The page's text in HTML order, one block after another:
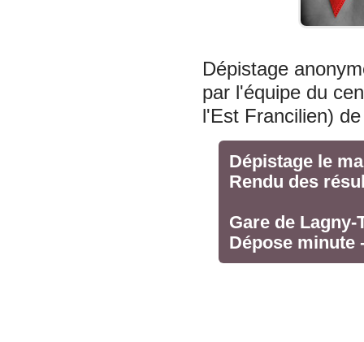
Dépistage
par l'équipe du
l'Est Francilien)
Dépistage le
Rendu des
Gare de
Dépose minute